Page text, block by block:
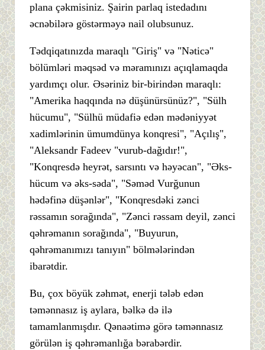
plana çəkmisiniz. Şairin parlaq istedadını
əcnəbilərə göstərməyə nail olubsunuz.
Tədqiqatınızda maraqlı "Giriş" və "Nəticə"
bölümləri məqsəd və məramınızı açıqlamaqda
yardımçı olur. Əsəriniz bir-birindən maraqlı:
"Amerika haqqında nə düşünürsünüz?", "Sülh
hücumu", "Sülhü müdafiə edən mədəniyyət
xadimlərinin ümumdünya konqresi", "Açılış",
"Aleksandr Fadeev "vurub-dağıdır!",
"Konqresdə heyrət, sarsıntı və həyəcan", "Əks-
hücum və əks-səda", "Səməd Vurğunun
hədəfinə düşənlər", "Konqresdəki zənci
rəssamın sorağında", "Zənci rəssam deyil, zənci
qəhrəmanın sorağında", "Buyurun,
qəhrəmanımızı tanıyın" bölmələrindən
ibarətdir.
Bu, çox böyük zəhmət, enerji tələb edən
təmənnasız iş aylara, bəlkə də ilə
tamamlanmışdır. Qənaətimə görə təmənnasız
görülən iş qəhrəmanlığa bərabərdir.